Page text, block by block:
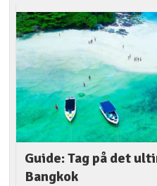
Guide: Tag på det
Bangkok